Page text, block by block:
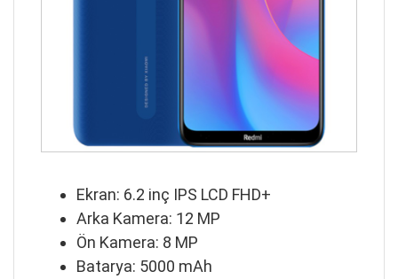
Ekran: 6.2 inç IPS LCD FHD+
Arka Kamera: 12 MP
Ön Kamera: 8 MP
Batarya: 5000 mAh